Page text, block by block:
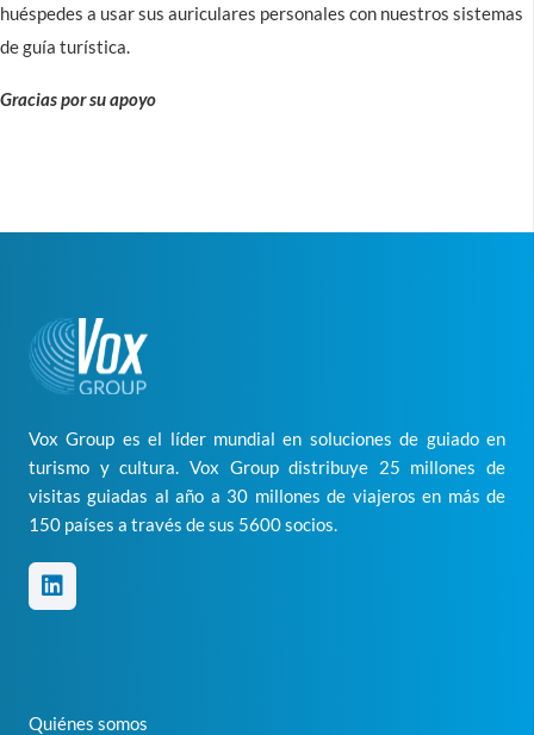
huéspedes a usar sus auriculares personales con nuestros sistemas
de guía turística.
Gracias por su apoyo
Vox Group es el líder mundial en soluciones de guiado en
turismo y cultura. Vox Group distribuye 25 millones de
visitas guiadas al año a 30 millones de viajeros en más de
150 países a través de sus 5600 socios.
Quiénes somos